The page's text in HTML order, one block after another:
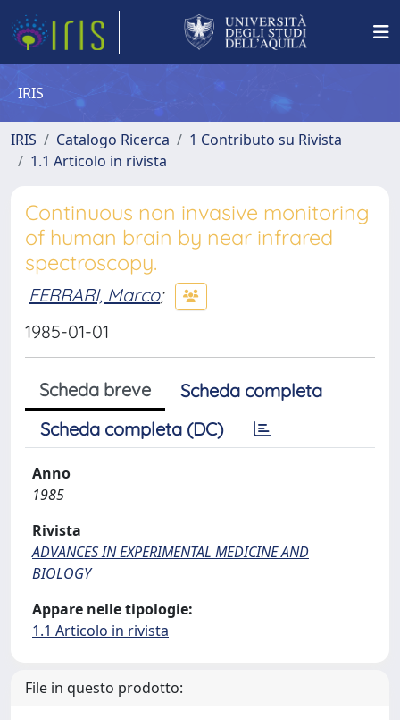
IRIS
IRIS Catalogo Ricerca
1 Contributo su Rivista
1.1 Articolo in rivista
Continuous non invasive monitoring
of human brain by near infrared
spectroscopy.
FERRARI, Marco;
1985-01-01
Scheda breve
Scheda completa
Scheda completa (DC)
Anno
1985
Rivista
ADVANCES IN EXPERIMENTAL MEDICINE AND
BIOLOGY
Appare nelle tipologie:
1.1 Articolo in rivista
File in questo prodotto: